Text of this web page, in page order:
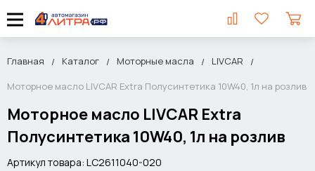
Главная Каталог Моторные масла
LIVCAR
Моторное масло LIVCAR Extra Полусинтетика 10W40, 1л на розлив
Моторное масло LIVCAR Extra
Полусинтетика 10W40, 1л на розлив
Артикул товара: LC2611040-020